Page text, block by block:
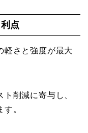
点
軽さと強度が最大
削減に寄与し、
。